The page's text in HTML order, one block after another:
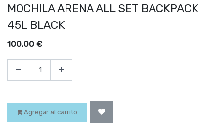
MOCHILA ARENA ALL SET BACKPACK
45L BLACK
100,00 €
Agregar al carrito